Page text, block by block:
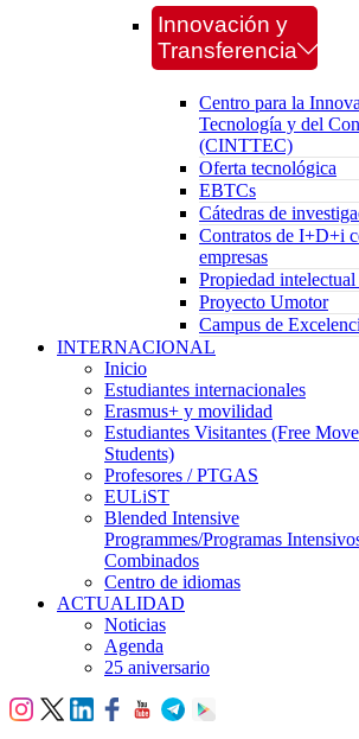
Innovación y
Transferencia
Centro para la
Tecnología y del
(CINTTEC)
Oferta tecnológica
EBTCs
Cátedras de
Contratos de I+D+i
empresas
Propiedad
Proyecto Umotor
Campus de
INTERNACIONAL
Inicio
Estudiantes internacionales
Erasmus+ y movilidad
Estudiantes Visitantes (Free
Students)
Profesores / PTGAS
EULiST
Blended Intensive
Programmes/Programas
Combinados
Centro de idiomas
ACTUALIDAD
Noticias
Agenda
25 aniversario